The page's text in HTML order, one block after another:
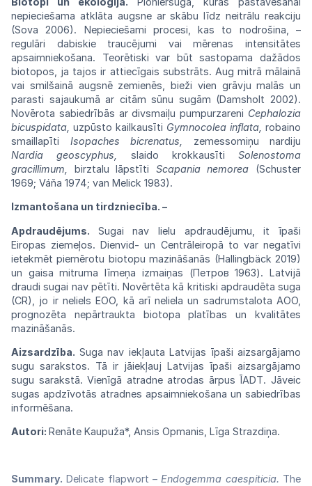
nepieciešama atklāta augsne ar skābu līdz neitrālu reakciju
(Sova 2006). Nepieciešami procesi, kas to nodrošina, –
regulāri dabiskie traucējumi vai mērenas intensitātes
apsaimniekošana. Teorētiski var būt sastopama dažādos
biotopos, ja tajos ir attiecīgais substrāts. Aug mitrā mālainā
vai smilšainā augsnē zemienēs, bieži vien grāvju malās un
parasti sajaukumā ar citām sūnu sugām (Damsholt 2002).
Novērota sabiedrībās ar divsmaiļu pumpurzareni Cephalozia
bicuspidata, uzpūsto kailkausīti Gymnocolea inflata, robaino
smaillapīti Isopaches bicrenatus,
zemessomiņu nardiju
Nardia geoscyphus, slaido krokkausīti Solenostoma
gracillimum,
birztalu lāpstīti Scapania nemorea (Schuster
1969; Váňa 1974; van Melick 1983).
Izmantošana un tirdzniecība. –
Apdraudējums. Sugai nav lielu apdraudējumu, it īpaši
Eiropas ziemeļos. Dienvid- un Centrāleiropā to var negatīvi
ietekmēt piemērotu biotopu mazināšanās (Hallingbäck 2019)
un gaisa mitruma līmeņa izmaiņas (Петров 1963). Latvijā
draudi sugai nav pētīti. Novērtēta kā kritiski apdraudēta suga
(CR), jo ir neliels EOO, kā arī neliela un sadrumstalota AOO,
prognozēta nepārtraukta biotopa platības un kvalitātes
mazināšanās.
Aizsardzība. Suga nav iekļauta Latvijas īpaši aizsargājamo
sugu sarakstos. Tā ir jāiekļauj Latvijas īpaši aizsargājamo
sugu sarakstā. Vienīgā atradne atrodas ārpus ĪADT. Jāveic
sugas apdzīvotās atradnes apsaimniekošana un sabiedrības
informēšana.
Autori: Renāte Kaupuža*, Ansis Opmanis, Līga Strazdiņa.
Summary. Delicate flapwort –Endogemma caespiticia. The